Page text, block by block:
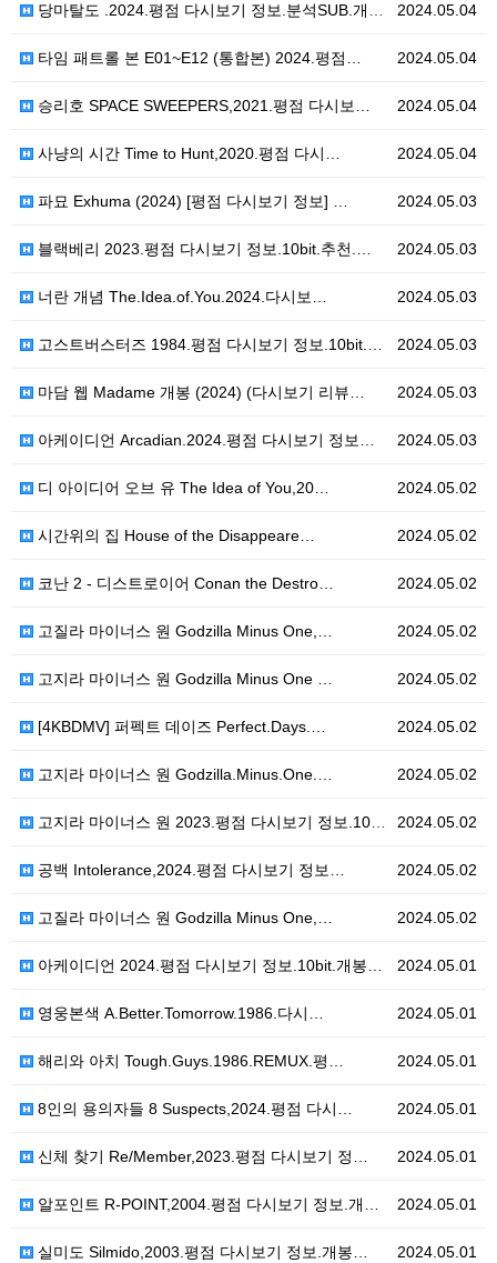
2024.05.04
당마탈도 .2024.평점 다시보기 정보.분석SUB.개봉…
2024.05.04
타임 패트롤 본 E01~E12 (통합본) 2024.평점…
2024.05.04
승리호 SPACE SWEEPERS,2021.평점 다시보…
2024.05.04
사냥의 시간 Time to Hunt,2020.평점 다시…
2024.05.03
파묘 Exhuma (2024) [평점 다시보기 정보] …
2024.05.03
블랙베리 2023.평점 다시보기 정보.10bit.추천.…
2024.05.03
너란 개념 The.Idea.of.You.2024.다시보…
2024.05.03
고스트버스터즈 1984.평점 다시보기 정보.10bit.…
2024.05.03
마담 웹 Madame 개봉 (2024) (다시보기 리뷰…
2024.05.03
아케이디언 Arcadian.2024.평점 다시보기 정보…
2024.05.02
디 아이디어 오브 유 The Idea of You,20…
2024.05.02
시간위의 집 House of the Disappeare…
2024.05.02
코난 2 - 디스트로이어 Conan the Destro…
2024.05.02
고질라 마이너스 원 Godzilla Minus One,…
2024.05.02
고지라 마이너스 원 Godzilla Minus One …
2024.05.02
[4KBDMV] 퍼펙트 데이즈 Perfect.Days.…
2024.05.02
고지라 마이너스 원 Godzilla.Minus.One.…
2024.05.02
고지라 마이너스 원 2023.평점 다시보기 정보.10b…
2024.05.02
공백 Intolerance,2024.평점 다시보기 정보…
2024.05.02
고질라 마이너스 원 Godzilla Minus One,…
2024.05.01
아케이디언 2024.평점 다시보기 정보.10bit.개봉…
2024.05.01
영웅본색 A.Better.Tomorrow.1986.다시…
2024.05.01
해리와 아치 Tough.Guys.1986.REMUX.평…
2024.05.01
8인의 용의자들 8 Suspects,2024.평점 다시…
2024.05.01
신체 찾기 Re/Member,2023.평점 다시보기 정…
2024.05.01
알포인트 R-POINT,2004.평점 다시보기 정보.개…
2024.05.01
실미도 Silmido,2003.평점 다시보기 정보.개봉…